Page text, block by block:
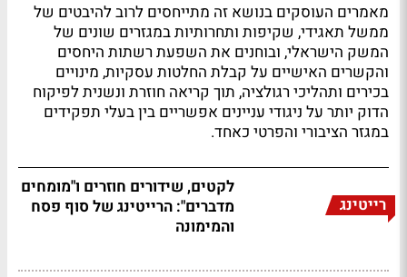
מאמרים העוסקים בנושא זה מתייחסים לרוב להיבטים של
ממשל תאגידי, שקיפות ותחרותיות במגזרים שונים של
המשק הישראלי, ובוחנים את השפעת רשתות היחסים
והקשרים האישיים על קבלת החלטות עסקיות, מינויים
בכירים ותהליכי רגולציה, תוך קריאה חוזרת ונשנית לפיקוח
הדוק יותר על ניגודי עניינים אפשריים בין בעלי תפקידים
במגזר הציבורי והפרטי כאחד.
רייטינג
לקטים, שידורים חוזרים ו"מומחים
מדברים": הרייטינג של סוף פסח
והמימונה